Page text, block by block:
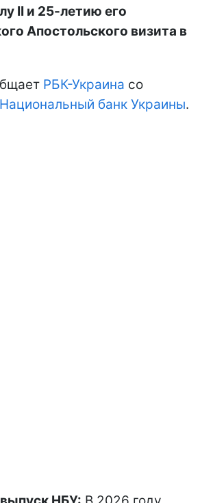
II и 25-летию его
Апостольского визита в
РБК-Украина со
Национальный банк Украины.